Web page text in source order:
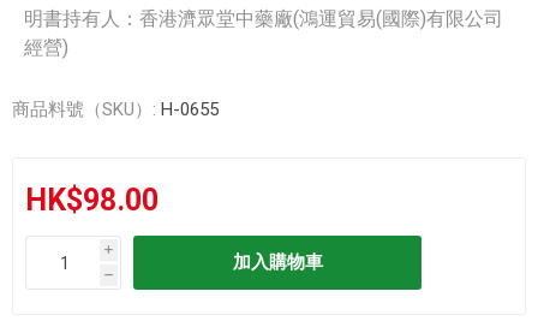
明書持有人：香港濟眾堂中藥廠(鴻運貿易(國際)有限公司
經營)
商品料號（SKU）: H-0655
HK$98.00
i
h